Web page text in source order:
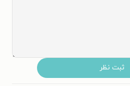
ثبت نظر